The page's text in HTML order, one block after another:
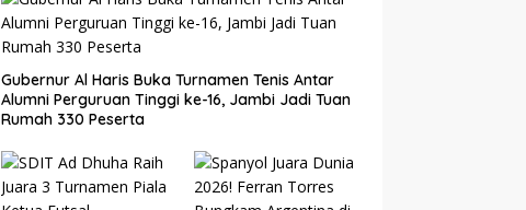
Gubernur Al Haris Buka Turnamen Tenis Antar
Alumni Perguruan Tinggi ke-16, Jambi Jadi Tuan
Rumah 330 Peserta